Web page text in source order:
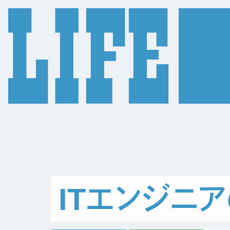
ITエンジニア